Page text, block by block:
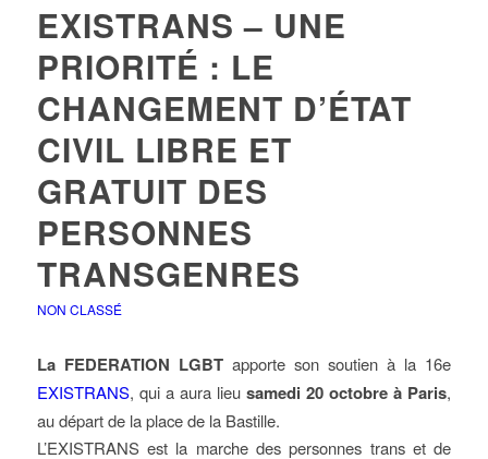
EXISTRANS – UNE
PRIORITÉ : LE
CHANGEMENT D’ÉTAT
CIVIL LIBRE ET
GRATUIT DES
PERSONNES
TRANSGENRES
NON CLASSÉ
La FEDERATION LGBTapporte son soutien à la 16e
EXISTRANS, qui a aura lieusamedi 20 octobre à Paris,
au départ de la place de la Bastille.
L’EXISTRANS est la marche des personnes trans et de